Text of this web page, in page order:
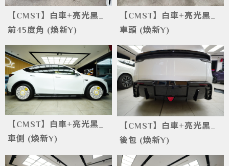
【CMST】白車+亮光黑_
前45度角 (煥新Y)
【CMST】白車+亮光黑_
車頭 (煥新Y)
【CMST】白車+亮光黑_
車側 (煥新Y)
【CMST】白車+亮光黑_
後包 (煥新Y)